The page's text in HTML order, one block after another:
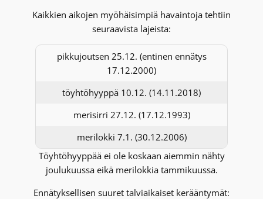
Kaikkien aikojen myöhäisimpiä havaintoja tehtiin
seuraavista lajeista:
pikkujoutsen 25.12. (entinen ennätys
17.12.2000)
töyhtöhyyppä 10.12. (14.11.2018)
merisirri 27.12. (17.12.1993)
merilokki 7.1. (30.12.2006)
Töyhtöhyyppää ei ole koskaan aiemmin nähty
joulukuussa eikä merilokkia tammikuussa.
Ennätyksellisen suuret talviaikaiset kerääntymät: